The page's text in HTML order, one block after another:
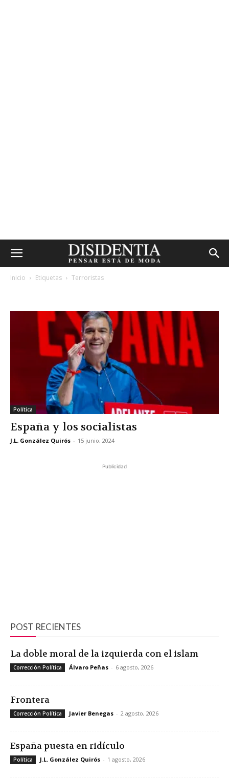
Inicio Etiquetas Terroristas
Política
España y los socialistas
J.L. González Quirós - 15 junio, 2024
Publicidad
POST RECIENTES
La doble moral de la izquierda con el islam
Corrección Política Álvaro Peñas - 6 agosto, 2026
Frontera
Corrección Política Javier Benegas - 2 agosto, 2026
España puesta en ridículo
Política J.L. González Quirós - 1 agosto, 2026